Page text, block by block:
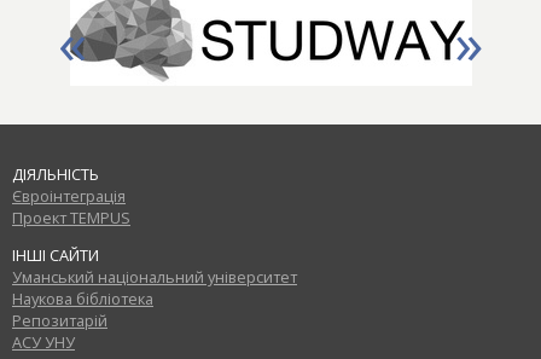
« »
ДІЯЛЬНІСТЬ
Євроінтеграція
Проект TEMPUS
ІНШІ САЙТИ
Уманський національний університет
Наукова бібліотека
Репозитарій
АСУ УНУ